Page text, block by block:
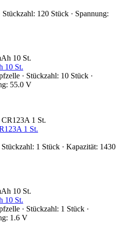
120 Stück · Spannung:
10 St.
· Stückzahl: 10 Stück ·
55.0 V
1 St.
1 Stück · Kapazität: 1430
10 St.
· Stückzahl: 1 Stück ·
1.6 V